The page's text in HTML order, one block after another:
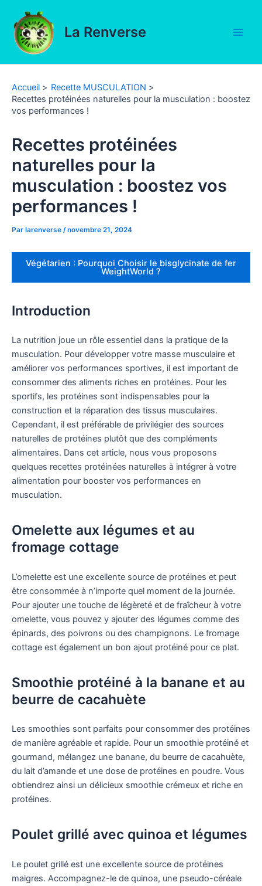
contenu
La Renverse
Accueil
Recette MUSCULATION
Recettes protéinées naturelles pour la musculation : boostez
vos performances !
Recettes protéinées
naturelles pour la
musculation : boostez vos
performances !
Par larenverse /novembre 21, 2024
Végétarien : Pourquoi Choisir le bisglycinate de fer
WeightWorld ?
Introduction
La nutrition joue un rôle essentiel dans la pratique de la
musculation. Pour développer votre masse musculaire et
améliorer vos performances sportives, il est important de
consommer des aliments riches en protéines. Pour les
sportifs, les protéines sont indispensables pour la
construction et la réparation des tissus musculaires.
Cependant, il est préférable de privilégier des sources
naturelles de protéines plutôt que des compléments
alimentaires. Dans cet article, nous vous proposons
quelques recettes protéinées naturelles à intégrer à votre
alimentation pour booster vos performances en
musculation.
Omelette aux légumes et au
fromage cottage
L’omelette est une excellente source de protéines et peut
être consommée à n’importe quel moment de la journée.
Pour ajouter une touche de légèreté et de fraîcheur à votre
omelette, vous pouvez y ajouter des légumes comme des
épinards, des poivrons ou des champignons. Le fromage
cottage est également un bon ajout protéiné pour ce plat.
Smoothie protéiné à la banane et au
beurre de cacahuète
Les smoothies sont parfaits pour consommer des protéines
de manière agréable et rapide. Pour un smoothie protéiné et
gourmand, mélangez une banane, du beurre de cacahuète,
du lait d’amande et une dose de protéines en poudre. Vous
obtiendrez ainsi un délicieux smoothie crémeux et riche en
protéines.
Poulet grillé avec quinoa et légumes
Le poulet grillé est une excellente source de protéines
maigres. Accompagnez-le de quinoa, une pseudo-céréale